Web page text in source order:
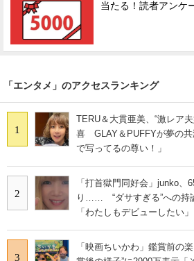
当たる！読者アンケ
「エンタメ」のアクセスランキング
1
TERU＆大貫亜美、“激レア
喜 GLAY＆PUFFYが夢の共
で写ってるの尊い！」
2
「打首獄門同好会」junko、
り…… “ダサすぎる”への持
「わたしもデビューしたい」
3
「映画ちいかわ」鑑賞前の